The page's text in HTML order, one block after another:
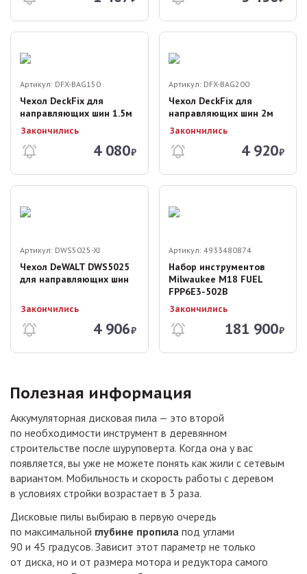
Артикул: DFX-BAG150
Чехол DeckFix для
направляющих шин 1.5м
Закончились
4 080₽
Артикул: DFX-BAG200
Чехол DeckFix для
направляющих шин 2м
Закончились
4 920₽
Артикул: DWS5025-XJ
Чехол DeWALT DWS5025
для направляющих шин
Закончились
4 906₽
Артикул: 4933480874
Набор инструментов
Milwaukee M18 FUEL
FPP6E3-502B
Закончились
181 900₽
Полезная информация
Аккумуляторная дисковая пила — это второй
по необходимости инструмент в деревянном
строительстве после шуруповерта. Когда она у вас
появляется, вы уже не можете понять как жили с сетевым
вариантом. Мобильность и скорость работы с деревом
в условиях стройки возрастает в 3 раза.
Дисковые пилы выбираю в первую очередь
по максимальной глубине пропила под углами
90 и 45 градусов. Зависит этот параметр не только
от диска, но и от размера мотора и редуктора самого